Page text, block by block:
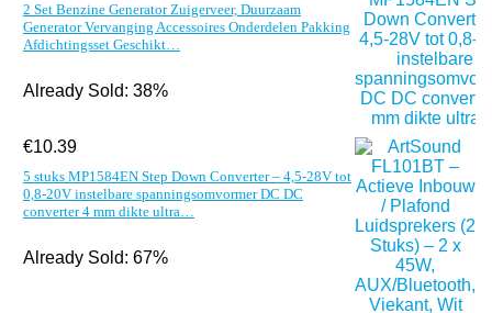
2 Set Benzine Generator Zuigerveer, Duurzaam
Generator Vervanging Accessoires Onderdelen Pakking
Afdichtingsset Geschikt…
Already Sold: 38%
€10.39
5 stuks MP1584EN Step Down Converter – 4,5-28V tot
0,8-20V instelbare spanningsomvormer DC DC
converter 4 mm dikte ultra…
Already Sold: 67%